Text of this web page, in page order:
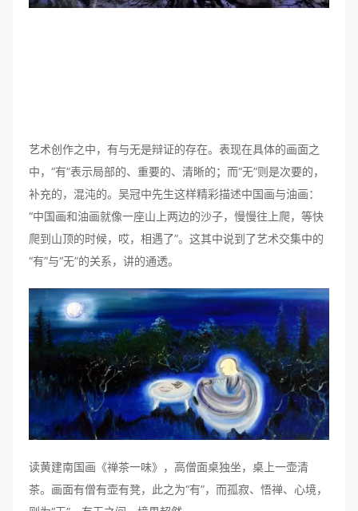
艺术创作之中，有与无是辩证的存在。表现在具体的画面之
中，“有”表示局部的、重要的、清晰的；而“无”则是次要的，
补充的，混沌的。吴冠中先生这样精彩描述中国画与油画：
“中国画和油画就像一座山上两边的沙子，慢慢往上爬，等快
爬到山顶的时候，哎，相遇了”。这其中说到了艺术交集中的
“有”与“无”的关系，讲的通透。
读黄建南国画《禅茶一味》，高僧面桌独坐，桌上一壶清
茶。画面有僧有壶有凳，此之为“有”，而孤寂、悟禅、心境，